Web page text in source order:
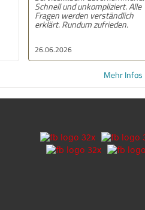
26.06.2026
Schnell und unkompliziert. Alle
Fragen werden verständlich
erklärt. Rundum zufrieden.
Mehr Infos